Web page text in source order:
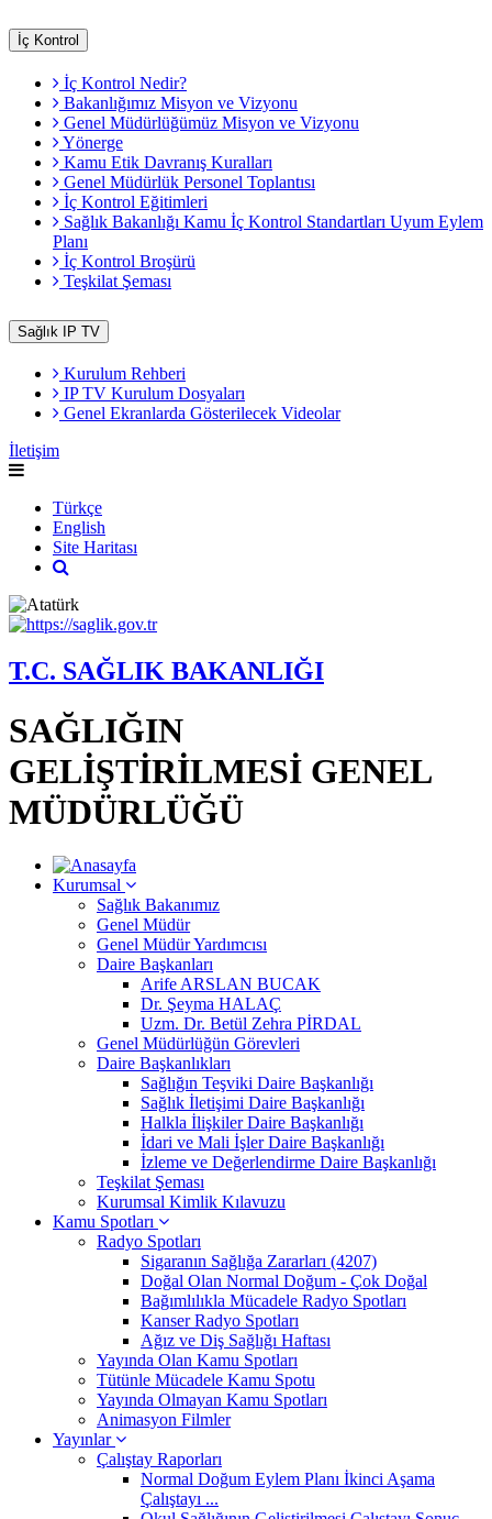
İç Kontrol
İç Kontrol Nedir?
Bakanlığımız Misyon ve Vizyonu
Genel Müdürlüğümüz Misyon ve Vizyonu
Yönerge
Kamu Etik Davranış Kuralları
Genel Müdürlük Personel Toplantısı
İç Kontrol Eğitimleri
Sağlık Bakanlığı Kamu İç Kontrol Standartları Uyum Eylem
Planı
İç Kontrol Broşürü
Teşkilat Şeması
Sağlık IP TV
Kurulum Rehberi
IP TV Kurulum Dosyaları
Genel Ekranlarda Gösterilecek Videolar
İletişim
Türkçe
English
Site Haritası
T.C. SAĞLIK BAKANLIĞI
SAĞLIĞIN
GELİŞTİRİLMESİ GENEL
MÜDÜRLÜĞÜ
Kurumsal
Sağlık Bakanımız
Genel Müdür
Genel Müdür Yardımcısı
Daire Başkanları
Arife ARSLAN BUCAK
Dr. Şeyma HALAÇ
Uzm. Dr. Betül Zehra PİRDAL
Genel Müdürlüğün Görevleri
Daire Başkanlıkları
Sağlığın Teşviki Daire Başkanlığı
Sağlık İletişimi Daire Başkanlığı
Halkla İlişkiler Daire Başkanlığı
İdari ve Mali İşler Daire Başkanlığı
İzleme ve Değerlendirme Daire Başkanlığı
Teşkilat Şeması
Kurumsal Kimlik Kılavuzu
Kamu Spotları
Radyo Spotları
Sigaranın Sağlığa Zararları (4207)
Doğal Olan Normal Doğum - Çok Doğal
Bağımlılıkla Mücadele Radyo Spotları
Kanser Radyo Spotları
Ağız ve Diş Sağlığı Haftası
Yayında Olan Kamu Spotları
Tütünle Mücadele Kamu Spotu
Yayında Olmayan Kamu Spotları
Animasyon Filmler
Yayınlar
Çalıştay Raporları
Normal Doğum Eylem Planı İkinci Aşama
Çalıştayı ...